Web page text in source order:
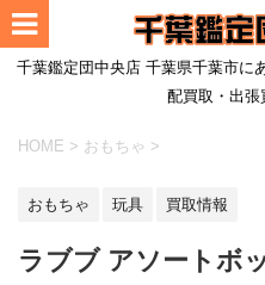
千葉鑑定団中央店 千葉県千葉市
配買取・出張
HOME > おもちゃ >
おもちゃ 玩具 買取情報
ラブブ アソートボ